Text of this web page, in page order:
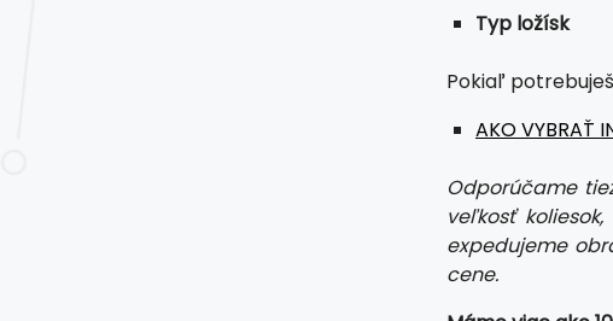
Typ ložísk
Pokiaľ
AKO VYBRAŤ
Odporúčame
veľkosť
expedujeme
cene.